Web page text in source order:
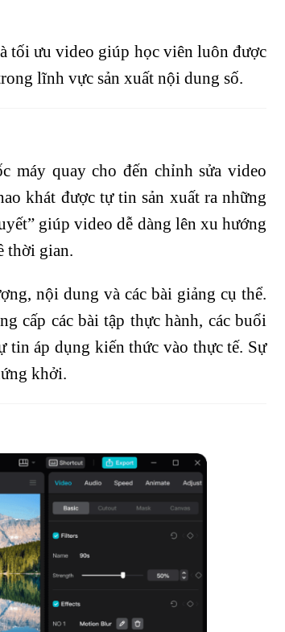
tối ưu video giúp học viên luôn được
lĩnh vực sản xuất nội dung số.
máy quay cho đến chỉnh sửa video
khát được tự tin sản xuất ra những
giúp video dễ dàng lên xu hướng
thời gian.
nội dung và các bài giảng cụ thể.
cấp các bài tập thực hành, các buổi
tin áp dụng kiến thức vào thực tế. Sự
khởi.